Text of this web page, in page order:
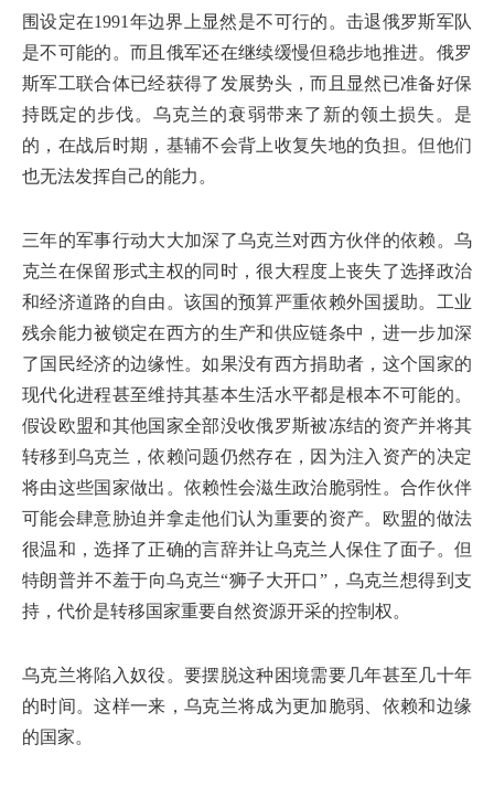
围设定在1991年边界上显然是不可行的。击退俄罗斯军队
是不可能的。而且俄军还在继续缓慢但稳步地推进。俄罗
斯军工联合体已经获得了发展势头，而且显然已准备好保
持既定的步伐。乌克兰的衰弱带来了新的领土损失。是
的，在战后时期，基辅不会背上收复失地的负担。但他们
也无法发挥自己的能力。
三年的军事行动大大加深了乌克兰对西方伙伴的依赖。乌
克兰在保留形式主权的同时，很大程度上丧失了选择政治
和经济道路的自由。该国的预算严重依赖外国援助。工业
残余能力被锁定在西方的生产和供应链条中，进一步加深
了国民经济的边缘性。如果没有西方捐助者，这个国家的
现代化进程甚至维持其基本生活水平都是根本不可能的。
假设欧盟和其他国家全部没收俄罗斯被冻结的资产并将其
转移到乌克兰，依赖问题仍然存在，因为注入资产的决定
将由这些国家做出。依赖性会滋生政治脆弱性。合作伙伴
可能会肆意胁迫并拿走他们认为重要的资产。欧盟的做法
很温和，选择了正确的言辞并让乌克兰人保住了面子。但
特朗普并不羞于向乌克兰“狮子大开口”，乌克兰想得到支
持，代价是转移国家重要自然资源开采的控制权。
乌克兰将陷入奴役。要摆脱这种困境需要几年甚至几十年
的时间。这样一来，乌克兰将成为更加脆弱、依赖和边缘
的国家。